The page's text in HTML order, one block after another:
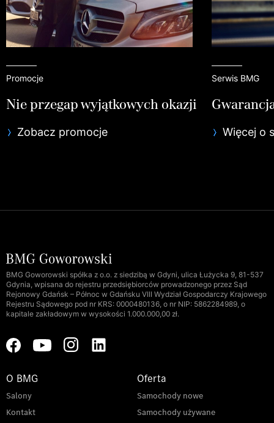
Promocje
Nie przegap wyjątkowych okazji
Zobacz promocje
Serwis BMG
Więcej o
BMG Goworowski spółka z o.o. z siedzibą w Gdyni, ulica Łużycka 9, 81-537
Gdynia, wpisana do rejestru przedsiębiorców prowadzonego przez Sąd
Rejonowy Gdańsk – Północ w Gdańsku VIII Wydział Gospodarczy Krajowego
Rejestru Sądowego pod nr KRS: 0000480136, o nr NIP: 5862284989, o
kapitale zakładowym w wysokości 1.000.000,00 zł.
O BMG
Salony
Kontakt
Oferta
Samochody nowe
Samochody używane